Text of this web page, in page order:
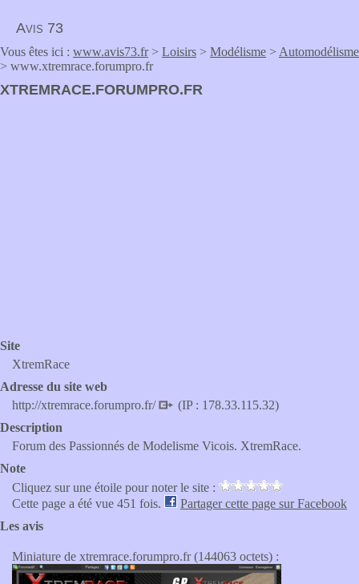
Avis 73
Vous êtes ici : www.avis73.fr> Loisirs > Modélisme > Automodélisme
> www.xtremrace.forumpro.fr
XTREMRACE.FORUMPRO.FR
Site
XtremRace
Adresse du site web
http://xtremrace.forumpro.fr/
(IP : 178.33.115.32)
Description
Forum des Passionnés de Modelisme Vicois. XtremRace.
Note
Cliquez sur une étoile pour noter le site :
Cette page a été vue 451 fois.
Partager cette page sur Facebook
Les avis
Miniature de xtremrace.forumpro.fr (144063 octets) :